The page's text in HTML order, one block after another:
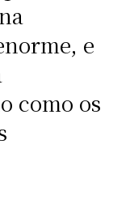
e
como os